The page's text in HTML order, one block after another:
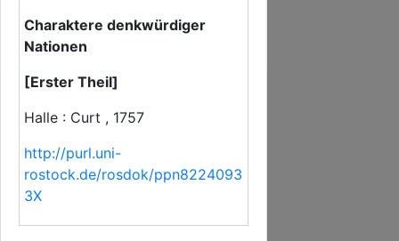
Charaktere denkwürdiger
Nationen
[Erster Theil]
Halle : Curt , 1757
http://purl.uni-
rostock.de/rosdok/ppn8224093
3X